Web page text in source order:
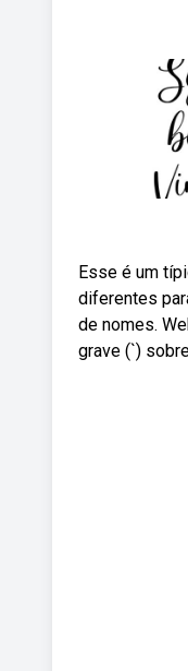
Esse é um
diferentes
de nomes.
grave (`)